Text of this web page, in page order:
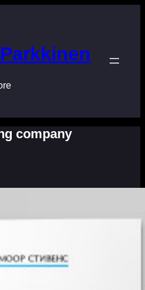
company